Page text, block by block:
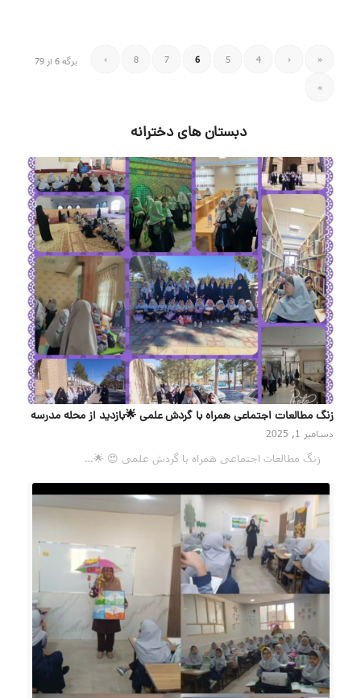
برگه 6 از 79 «
‹
4
5
6
7
8
›
»
دبستان های دخترانه
زنگ مطالعات اجتماعی همراه با گردش علمی 🌟بازدید از محله مدرسه
دسامبر 1, 2025
زنگ مطالعات اجتماعی همراه با گردش علمی 😍 🌟…